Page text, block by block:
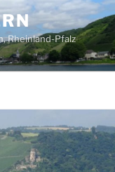
Rheinland-Pfalz